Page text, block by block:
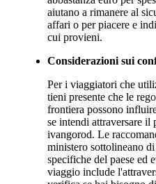
aiutano a rimanere al
affari o per piacere e
cui provieni.
Considerazioni sui
Per i viaggiatori che
tieni presente che le
frontiera possono
se intendi attraversare il
ivangorod. Le
ministero sottolineano
specifiche del paese ed
viaggio include